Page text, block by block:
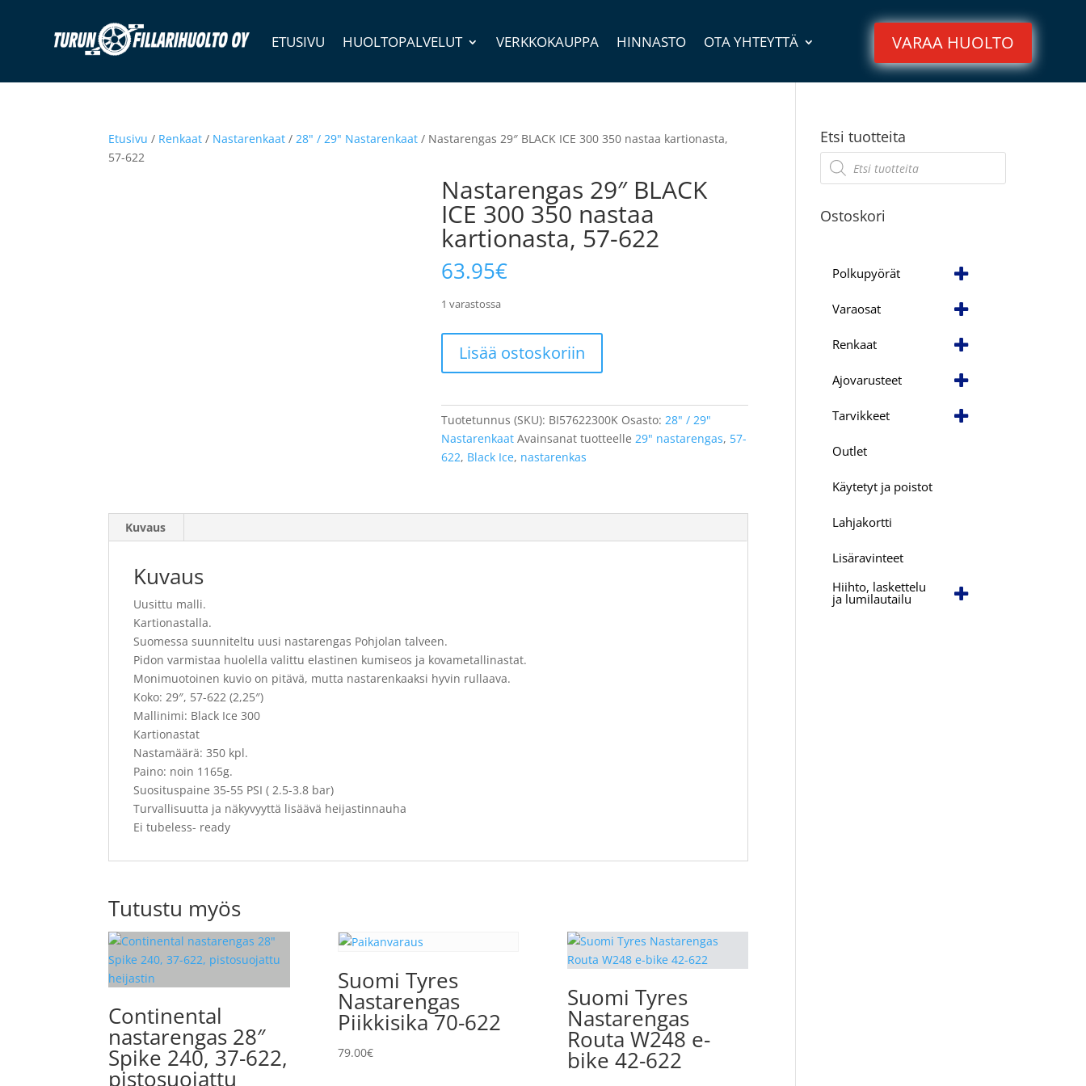
ETUSIVU HUOLTOPALVELUT VERKKOKAUPPA HINNASTO OTA YHTEYTTÄ VARAA HUOLTO
Etusivu / Renkaat / Nastarenkaat /28" / 29" Nastarenkaat / Nastarengas 29″ BLACK ICE 300 350 nastaa kartionasta,
57-622
Nastarengas 29″ BLACK
ICE 300 350 nastaa
kartionasta, 57-622
63.95€
1 varastossa
BLACK
300
350
nastaa
Lisää ostoskoriin
Tuotetunnus (SKU): BI57622300K Osasto:28" / 29"
Nastarenkaat Avainsanat tuotteelle29" nastarengas, 57-
622, Black Ice, nastarenkas
Kuvaus
Kuvaus
Uusittu malli.
Kartionastalla.
Suomessa suunniteltu uusi nastarengas Pohjolan talveen.
Pidon varmistaa huolella valittu elastinen kumiseos ja kovametallinastat.
Monimuotoinen kuvio on pitävä, mutta nastarenkaaksi hyvin rullaava.
Koko: 29″, 57-622 (2,25″)
Mallinimi: Black Ice 300
Kartionastat
Nastamäärä: 350 kpl.
Paino: noin 1165g.
Suosituspaine 35-55 PSI ( 2.5-3.8 bar)
Turvallisuutta ja näkyvyyttä lisäävä heijastinnauha
Ei tubeless- ready
Tutustu myös
Continental
nastarengas 28″
Spike 240, 37-622,
pistosuojattu
Suomi Tyres
Nastarengas
Piikkisika 70-622
79.00€
Suomi Tyres
Nastarengas
Routa W248 e-
bike 42-622
Etsi tuotteita
Products
search
Ostoskori
Polkupyörät
Varaosat
Renkaat
Ajovarusteet
Tarvikkeet
Outlet
Käytetyt ja poistot
Lahjakortti
Lisäravinteet
Hiihto, laskettelu
ja lumilautailu